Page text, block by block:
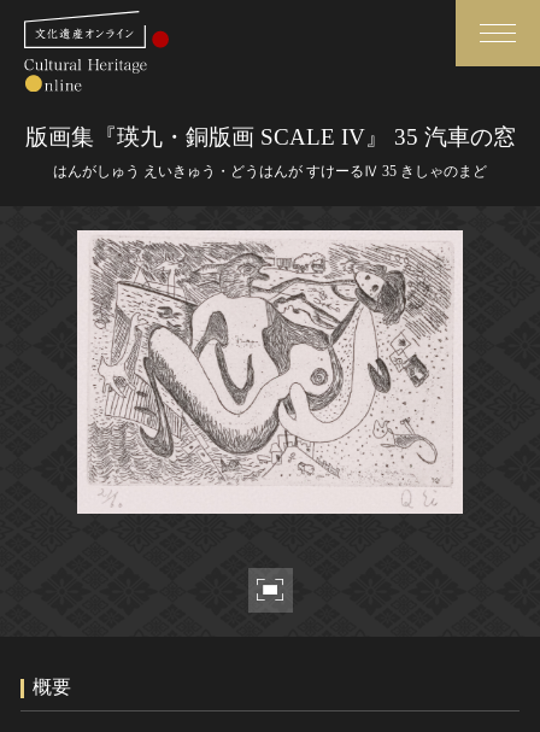
さらに詳細検索
さらに詳細検索
カテゴリで見る
世界遺産と無形文化遺産
全国の美術館・博物館
媒体資料・関連記事等
博物館、美術館の皆さまへ
文化庁よりご挨拶
今月のみどころ
お知らせ一覧
このサイトについて
サイトのご意見はこちら
版画集『瑛九・銅版画 SCALE IV』 35 汽車の窓
はんがしゅう えいきゅう・どうはんが すけーるⅣ 35 きしゃのまど
概要